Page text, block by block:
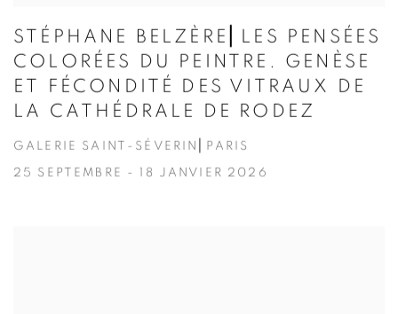
STÉPHANE BELZÈRE⎜LES PENSÉES
COLORÉES DU PEINTRE. GENÈSE
ET FÉCONDITÉ DES VITRAUX DE
LA CATHÉDRALE DE RODEZ
GALERIE SAINT-SÉVERIN⎜PARIS
25 SEPTEMBRE - 18 JANVIER 2026